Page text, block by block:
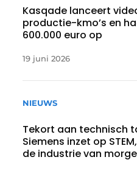
Kasqade lanceert
productie-kmo’s en
600.000 euro op
19 juni 2026
NIEUWS
Tekort aan technisch
Siemens inzet op
de industrie van